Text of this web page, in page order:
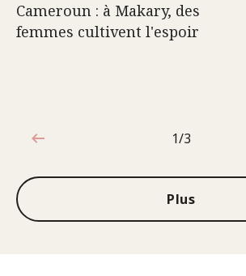
Cameroun : à Makary, des
femmes cultivent l'espoir
1sur3
1/3
Plus